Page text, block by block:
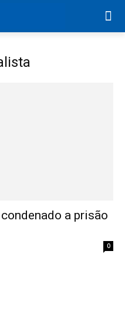
a prisão
0